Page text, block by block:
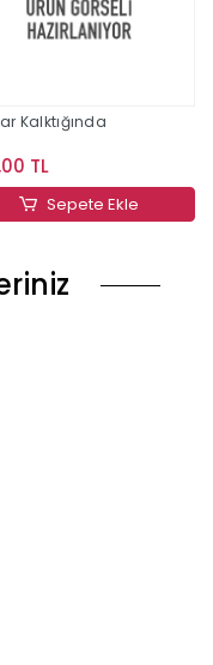
Kalktığında
TL
Sepete Ekle